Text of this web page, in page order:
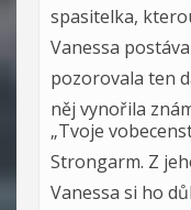
spasitelka,
Vanessa
pozorovala ten
něj vynořila
„Tvoje
Strongarm. Z
Vanessa si ho